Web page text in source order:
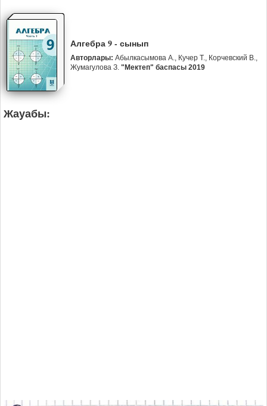
Алгебра 9 - сынып
Авторлары: Абылкасымова А., Кучер Т., Корчевский В.,
Жумагулова З. "Мектеп" баспасы 2019
Жауабы: